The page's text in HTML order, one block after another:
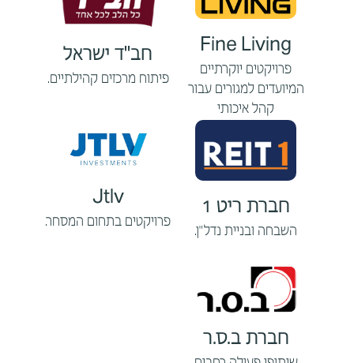
Fine Living
פרויקטים יוקרתיים
המיועדים למגורים עבור
קהל איכותי
חב"ד ישראל
פיתוח מרכזים קהילתיים.
חברת ריט 1
השבחה ובניית נדל"ן.
Jtlv
פרויקטים בתחום המסחר.
חברת ב.ס.ר